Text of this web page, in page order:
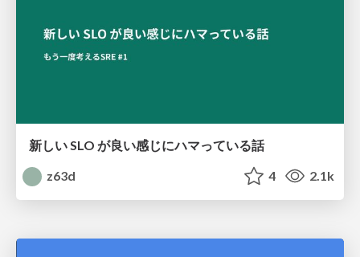
新しい SLO が良い感じにハマっている話
z63d
4 2.1k